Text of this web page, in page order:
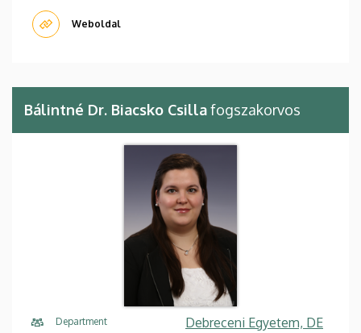
Weboldal
Bálintné Dr. Biacsko Csillafogszakorvos
Department
Debreceni Egyetem, DE